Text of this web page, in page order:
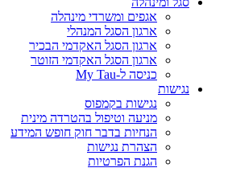
אגפים ומשרדי מינהלה
ארגון הסגל המנהלי
ארגון הסגל האקדמי הבכיר
ארגון הסגל האקדמי הזוטר
כניסה ל-My Tau
נגישות
נגישות בקמפוס
מניעה וטיפול בהטרדה מינית
הנחיות בדבר חוק חופש המידע
הצהרת נגישות
הגנת הפרטיות